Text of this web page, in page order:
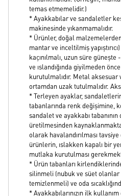
temas etmemelidir.)
* Ayakkabılar ve sandaletler
makinesinde yıkanmamalıdır.
* Ürünler, doğal malzemelerden
mantar ve inceltilmiş
kaçınılmalı, uzun süre güneşte
ve ıslandığında giyilmeden önce
kurutulmalıdır. Metal
ortamdan uzak tutulmalıdır.
* Terleyen ayaklar,
tabanlarında renk değişimine,
sandalet ve ayakkabı
üretilmesinden
olarak havalandırılması
ürünlerin, ıslakken kapalı bir
mutlaka kurutulması
* Ürün tabanları
silinmeli (nubuk ve süet olanlar
temizlenmeli) ve oda
* Ayakkabılarınızın ilk